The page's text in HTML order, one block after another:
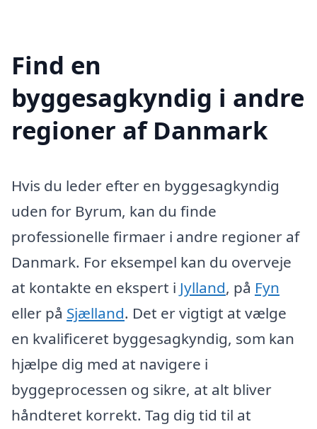
Find en
byggesagkyndig i andre
regioner af Danmark
Hvis du leder efter en byggesagkyndig
uden for Byrum, kan du finde
professionelle firmaer i andre regioner af
Danmark. For eksempel kan du overveje
at kontakte en ekspert i Jylland, på Fyn
eller på Sjælland. Det er vigtigt at vælge
en kvalificeret byggesagkyndig, som kan
hjælpe dig med at navigere i
byggeprocessen og sikre, at alt bliver
håndteret korrekt. Tag dig tid til at